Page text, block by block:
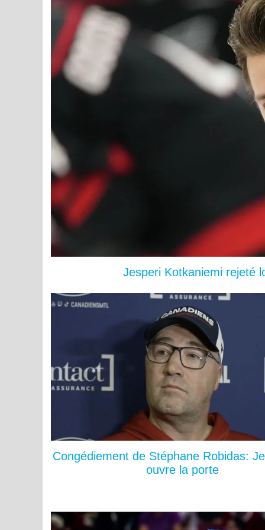
Jesperi Kotkaniemi rejeté
Congédiement de Stéphane Robidas:
ouvre la porte